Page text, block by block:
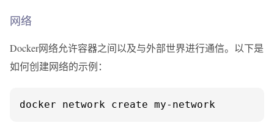
网络
Docker网络允许容器之间以及与外部世界进行通信。以下是
如何创建网络的示例：
docker network create my-network